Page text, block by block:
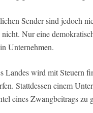
Sender sind jedoch
Nur eine
Unternehmen.
Landes wird mit Steuern
Stattdessen einem
eines Zwangbeitrags zu